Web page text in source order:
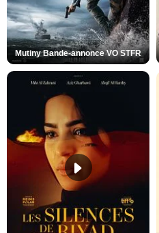
Mutiny Bande-annonce VO STFR